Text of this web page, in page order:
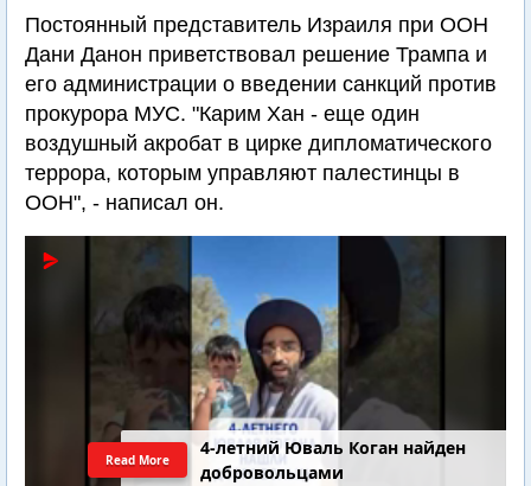
Постоянный представитель Израиля при ООН
Дани Данон приветствовал решение Трампа и
его администрации о введении санкций против
прокурора МУС. "Карим Хан - еще один
воздушный акробат в цирке дипломатического
террора, которым управляют палестинцы в
ООН", - написал он.
4-летний Юваль Коган найден
добровольцами
Read More